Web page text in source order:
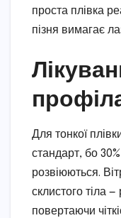
проста плівка
пізня вимагає
Для тонкої
стандарт, бо
розвіюються.
склистого тіла
повертаючи